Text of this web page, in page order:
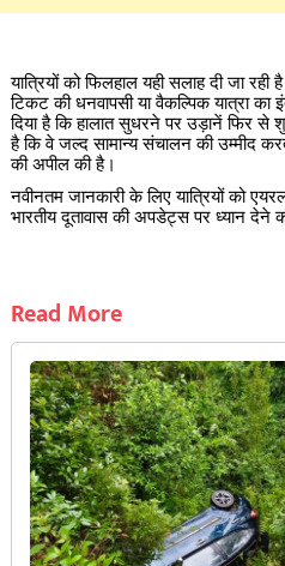
यात्रियों को फिलहाल यही सलाह दी जा
टिकट की धनवापसी या वैकल्पिक यात्रा
दिया है कि हालात सुधरने पर उड़ानें फिर से
है कि वे जल्द सामान्य संचालन की उम्मीद
की अपील की है।
नवीनतम जानकारी के लिए यात्रियों को
भारतीय दूतावास की अपडेट्स पर ध्यान देने
Read More